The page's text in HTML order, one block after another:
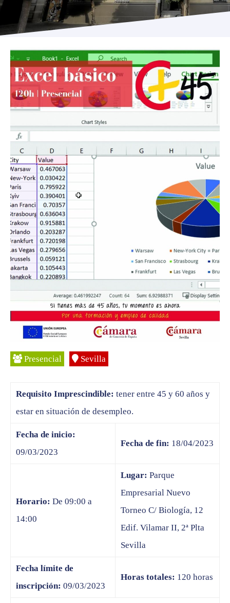
Programas
Presencial Sevilla
Requisito Imprescindible: tener entre 45 y 60 años y
estar en situación de desempleo.
Fecha de inicio:
09/03/2023
Fecha de fin: 18/04/2023
Horario: De 09:00 a
14:00
Lugar: Parque
Empresarial Nuevo
Torneo C/ Biología, 12
Edif. Vilamar II, 2ª Plta
Sevilla
Fecha límite de
inscripción: 09/03/2023
Horas totales: 120 horas